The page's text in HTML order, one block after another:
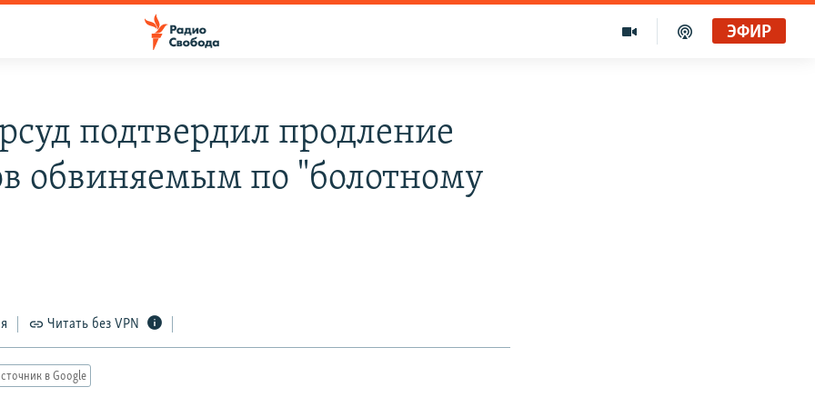
ЭФИР
подтвердил продление
обвиняемым по "болотному
Читать без VPN
в Google